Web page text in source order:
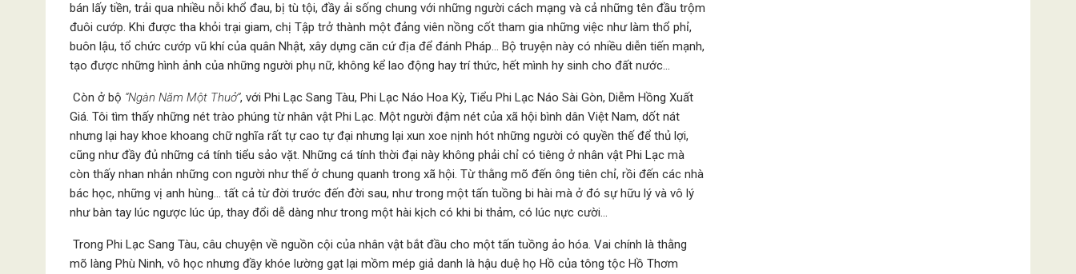
bán lấy tiền, trải qua nhiều nỗi khổ đau, bị tù tội, đầy ải sống chung với những người cách mạng và cả những tên đầu trộm
đuôi cướp. Khi được tha khỏi trại giam, chị Tập trở thành một đảng viên nồng cốt tham gia những việc như làm thổ phỉ,
buôn lậu, tổ chức cướp vũ khí của quân Nhật, xây dựng căn cứ địa để đánh Pháp… Bộ truyện này có nhiều diễn tiến mạnh,
tạo được những hình ảnh của những người phụ nữ, không kể lao động hay trí thức, hết mình hy sinh cho đất nước…
Còn ở bộ “Ngàn Năm Một Thuở”, với Phi Lạc Sang Tàu, Phi Lạc Náo Hoa Kỳ, Tiểu Phi Lạc Náo Sài Gòn, Diễm Hồng Xuất
Giá. Tôi tìm thấy những nét trào phúng từ nhân vật Phi Lạc. Một người đậm nét của xã hội bình dân Việt Nam, dốt nát
nhưng lại hay khoe khoang chữ nghĩa rất tự cao tự đại nhưng lại xun xoe nịnh hót những người có quyền thế để thủ lợi,
cũng như đầy đủ những cá tính tiểu sảo vặt. Những cá tính thời đại này không phải chỉ có tiêng ở nhân vật Phi Lạc mà
còn thấy nhan nhản những con người như thế ở chung quanh trong xã hội. Từ thằng mõ đến ông tiên chỉ, rồi đến các nhà
bác học, những vị anh hùng… tất cả từ đời trước đến đời sau, như trong một tấn tuồng bi hài mà ở đó sự hữu lý và vô lý
như bàn tay lúc ngược lúc úp, thay đổi dễ dàng như trong một hài kịch có khi bi thảm, có lúc nực cười…
Trong Phi Lạc Sang Tàu, câu chuyện về nguồn cội của nhân vật bắt đầu cho một tấn tuồng ảo hóa. Vai chính là thằng
mõ làng Phù Ninh, vô học nhưng đầy khóe lường gạt lại mồm mép giả danh là hậu duệ họ Hồ của tông tộc Hồ Thơm